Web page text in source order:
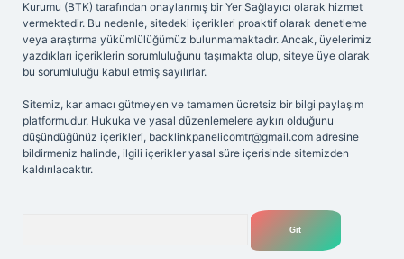
Kurumu (BTK) tarafından onaylanmış bir Yer Sağlayıcı olarak hizmet
vermektedir. Bu nedenle, sitedeki içerikleri proaktif olarak denetleme
veya araştırma yükümlülüğümüz bulunmamaktadır. Ancak, üyelerimiz
yazdıkları içeriklerin sorumluluğunu taşımakta olup, siteye üye olarak
bu sorumluluğu kabul etmiş sayılırlar.
Sitemiz, kar amacı gütmeyen ve tamamen ücretsiz bir bilgi paylaşım
platformudur. Hukuka ve yasal düzenlemelere aykırı olduğunu
düşündüğünüz içerikleri, backlinkpanelicomtr@gmail.com adresine
bildirmeniz halinde, ilgili içerikler yasal süre içerisinde sitemizden
kaldırılacaktır.